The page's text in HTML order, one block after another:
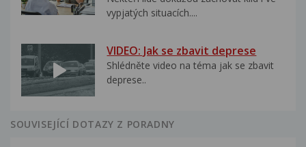
vypjatých situacích....
VIDEO: Jak se zbavit deprese
Shlédněte video na téma jak se zbavit
deprese..
SOUVISEJÍCÍ DOTAZY Z PORADNY